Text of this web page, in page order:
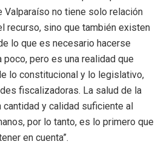
Valparaíso no tiene solo relación
recurso, sino que también existen
lo que es necesario hacerse
pero es una realidad que
lo constitucional y lo legislativo,
fiscalizadoras. La salud de la
y calidad suficiente al
por lo tanto, es lo primero que
en cuenta”.